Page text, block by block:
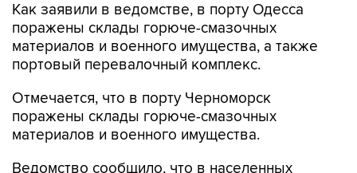
Как заявили в ведомстве, в порту Одесса
поражены склады горюче-смазочных
материалов и военного имущества, а также
портовый перевалочный комплекс.
Отмечается, что в порту Черноморск
поражены склады горюче-смазочных
материалов и военного имущества.
Ведомство сообщило, что в населенных